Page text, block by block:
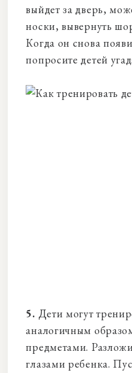
выйдет за дверь,
носки, вывернуть
Когда он снова
попросите детей
5. Дети могут
аналогичным
предметами.
глазами ребенка.